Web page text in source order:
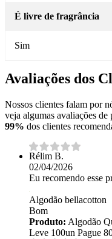
É livre de fragrância
Sim
Avaliações dos
Nossos clientes falam por
veja algumas avaliações de
99% dos clientes
Rélim B.
02/04/2026
Eu recomendo esse
Algodão bellacotton
Bom
Produto: Algodão
Leve 100un Pague